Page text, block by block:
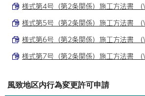
様式第4号（第2条関係）施工方法書 （
様式第5号（第2条関係）施工方法書 （
様式第6号（第2条関係）施工方法書 （
様式第7号（第2条関係）施工方法書 （
風致地区内行為変更許可申請